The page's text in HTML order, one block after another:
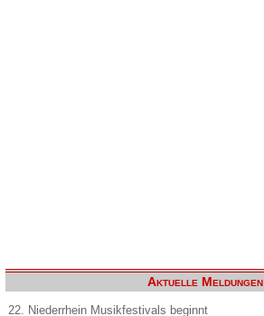
Aktuelle Meldungen
22. Niederrhein Musikfestivals beginnt